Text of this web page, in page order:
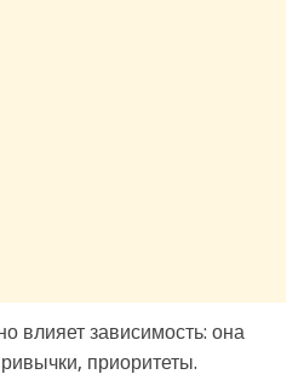
влияет зависимость: она
приоритеты.